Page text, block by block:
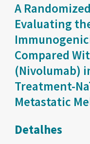
A
Evaluating
Compared
(Nivolumab)
Treatment-
Metastatic
Detalhes